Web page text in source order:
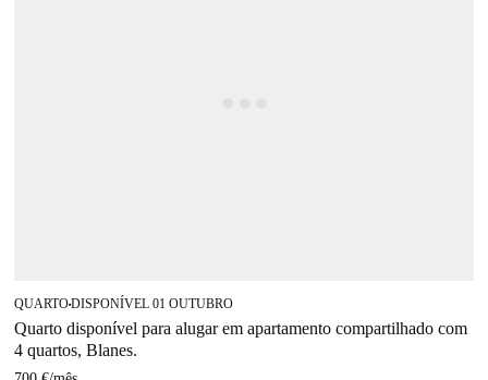
QUARTO■DISPONÍVEL 01 OUTUBRO
Quarto disponível para alugar em apartamento compartilhado com
4 quartos, Blanes.